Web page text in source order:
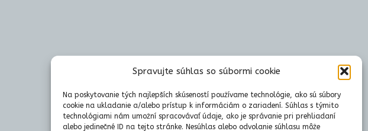
Spravujte súhlas so súbormi cookie
Na poskytovanie tých najlepších skúseností používame technológie, ako sú súbory
cookie na ukladanie a/alebo prístup k informáciám o zariadení. Súhlas s týmito
technológiami nám umožní spracovávať údaje, ako je správanie pri prehliadaní
alebo jedinečné ID na tejto stránke. Nesúhlas alebo odvolanie súhlasu môže